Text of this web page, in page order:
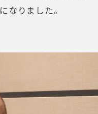
なりました。